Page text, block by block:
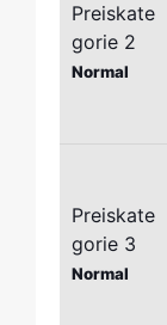
Preiskate
gorie 2
Normal
Preiskate
gorie 3
Normal